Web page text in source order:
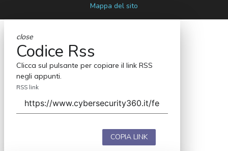
Mappa del sito
close
Codice Rss
Clicca sul pulsante per copiare il link RSS
negli appunti.
RSS link
COPIA LINK